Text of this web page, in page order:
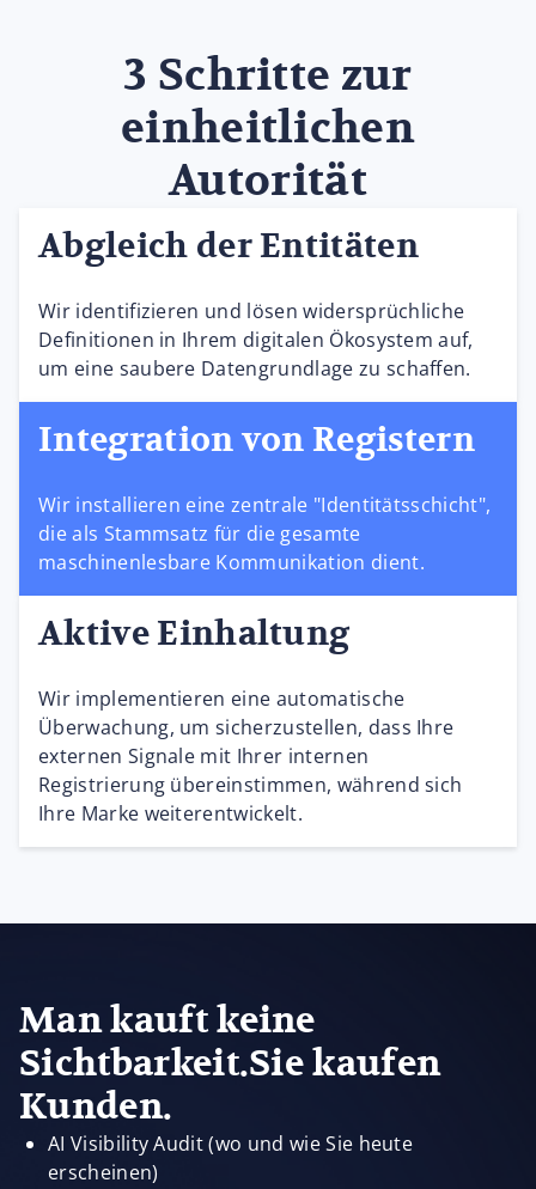
3 Schritte zur
einheitlichen
Autorität
Abgleich der Entitäten
Wir identifizieren und lösen widersprüchliche
Definitionen in Ihrem digitalen Ökosystem auf,
um eine saubere Datengrundlage zu schaffen.
Integration von Registern
Wir installieren eine zentrale "Identitätsschicht",
die als Stammsatz für die gesamte
maschinenlesbare Kommunikation dient.
Aktive Einhaltung
Wir implementieren eine automatische
Überwachung, um sicherzustellen, dass Ihre
externen Signale mit Ihrer internen
Registrierung übereinstimmen, während sich
Ihre Marke weiterentwickelt.
Man kauft keine
Sichtbarkeit.Sie kaufen
Kunden.
AI Visibility Audit (wo und wie Sie heute
erscheinen)